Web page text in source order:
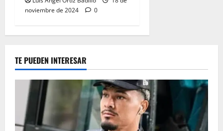
noviembre de 2024
0
TE PUEDEN INTERESAR